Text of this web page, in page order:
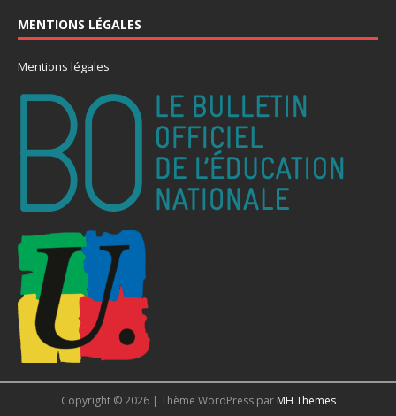
MENTIONS LÉGALES
Mentions légales
Copyright © 2026 | Thème WordPress par MH Themes